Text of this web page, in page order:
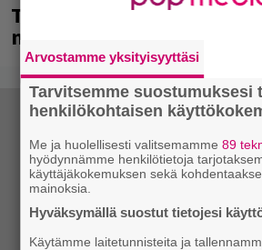
Tampereella sunnuntaina
nämä artistit mukana
Arvostamme yksityisyyttäsi
Tarvitsemme suostumuksesi
henkilökohtaisen
Me ja huolellisesti valitsemamme89
hyödynnämme henkilötietoja
käyttäjäkokemuksen sekä
mainoksia.
Hyväksymällä suostut tietojesi
Käytämme laitetunnisteita ja